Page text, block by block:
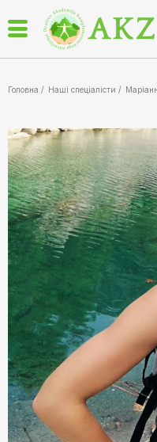
Головна / Наші спеціалісти /